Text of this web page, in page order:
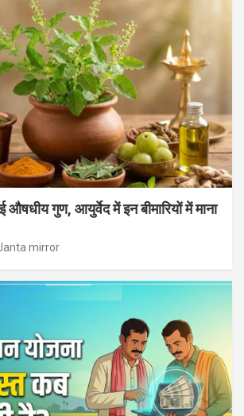
गुण, आयुर्वेद में इन बीमारियों में माना
mirror